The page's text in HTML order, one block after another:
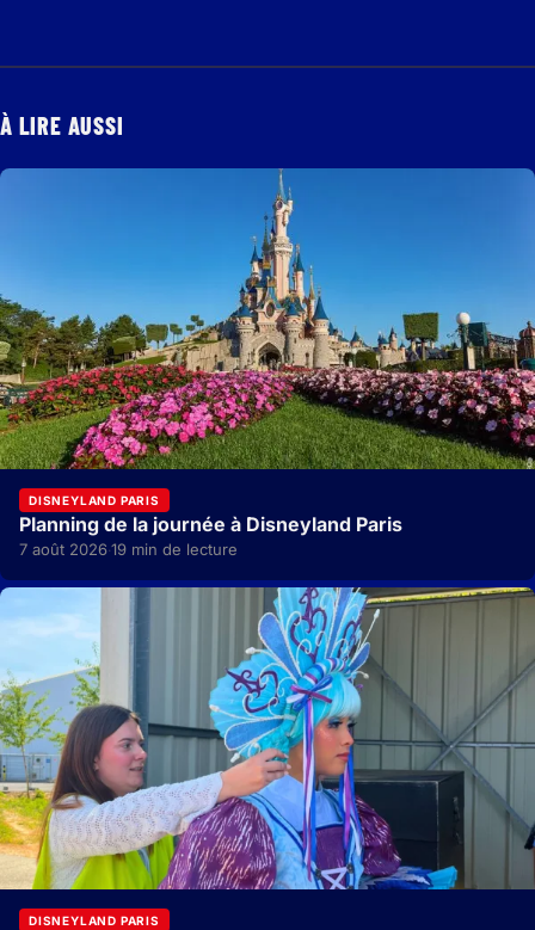
À LIRE AUSSI
DISNEYLAND PARIS
Planning de la journée à Disneyland Paris
7 août 2026·19 min de lecture
DISNEYLAND PARIS